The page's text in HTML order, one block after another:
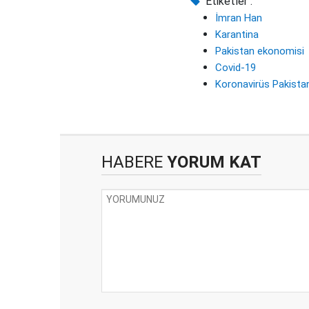
İmran Han
Karantina
Pakistan ekonomisi
Covid-19
Koronavirüs
HABERE YORUM KAT